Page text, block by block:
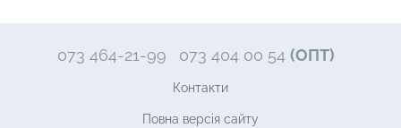
073 464-21-99 073 404 00 54 (ОПТ)
Контакти
Повна версія сайту